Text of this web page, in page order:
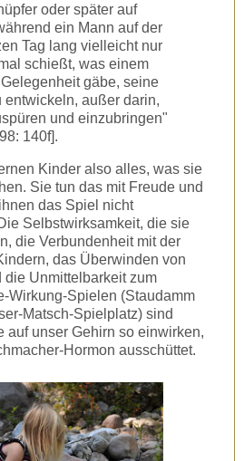
oder später auf
ein Mann auf der
Tag lang vielleicht nur
schießt, was einem
gäbe, seine
entwickeln, außer darin,
und einzubringen"
140f] .
Kinder also alles, was sie
Sie tun das mit Freude und
das Spiel nicht
Selbstwirksamkeit, die sie
die Verbundenheit mit der
das Überwinden von
Unmittelbarkeit zum
Wirkung-Spielen (Staudamm
Matsch-Spielplatz) sind
auf unser Gehirn so einwirken,
Hormon ausschüttet.